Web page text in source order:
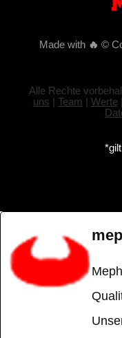
Made with 🔥 ©
Alle Rechte
uns | Team | Werte|